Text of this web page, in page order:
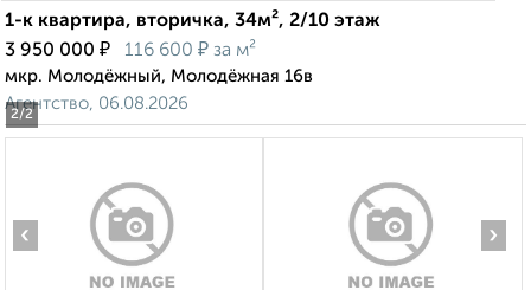
2/2
1-к квартира, вторичка, 34м², 2/10 этаж
3 950 000 ₽ 116 600 ₽ за м²
мкр. Молодёжный, Молодёжная 16в
Агентство, 06.08.2026
‹ ›